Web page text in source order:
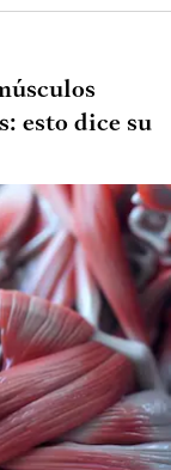
esto dice su